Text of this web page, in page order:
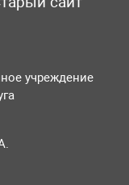
учреждение